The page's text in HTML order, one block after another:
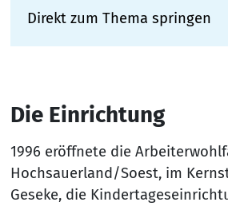
Direkt zum Thema springen
Die Einrichtung
1996 eröffnete die
Hochsauerland/Soest, im
Geseke, die